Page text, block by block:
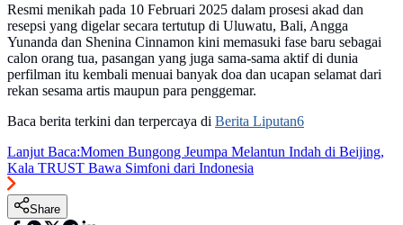
Resmi menikah pada 10 Februari 2025 dalam prosesi akad dan
resepsi yang digelar secara tertutup di Uluwatu, Bali, Angga
Yunanda dan Shenina Cinnamon kini memasuki fase baru sebagai
calon orang tua, pasangan yang juga sama-sama aktif di dunia
perfilman itu kembali menuai banyak doa dan ucapan selamat dari
rekan sesama artis maupun para penggemar.
Baca berita terkini dan terpercaya di Berita Liputan6
Lanjut Baca:Momen Bungong Jeumpa Melantun Indah di Beijing,
Kala TRUST Bawa Simfoni dari Indonesia
Share